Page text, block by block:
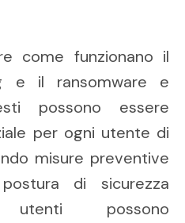
come funzionano il
e il ransomware e
possono essere
per ogni utente di
misure preventive
di sicurezza
possono